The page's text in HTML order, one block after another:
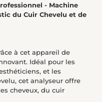
- Machine
du Cuir Chevelu et de
à cet appareil de
Idéal pour les
et les
cet analyseur offre
cheveux, du cuir